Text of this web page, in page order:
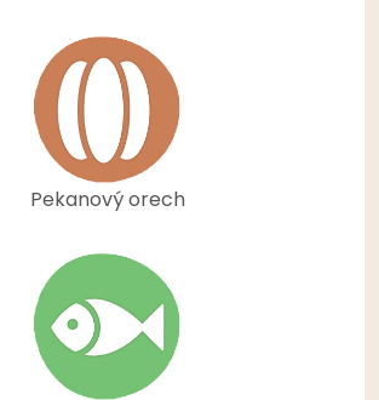
Pekanový orech